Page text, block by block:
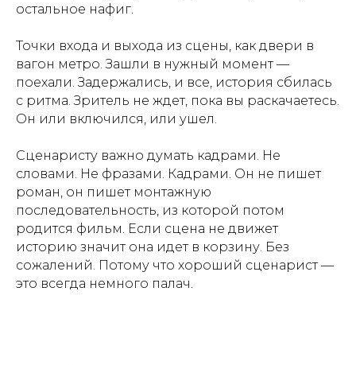
остальное нафиг.
Точки входа и выхода из сцены, как двери в
вагон метро. Зашли в нужный момент —
поехали. Задержались, и все, история сбилась
с ритма. Зритель не ждет, пока вы раскачаетесь.
Он или включился, или ушел.
Сценаристу важно думать кадрами. Не
словами. Не фразами. Кадрами. Он не пишет
роман, он пишет монтажную
последовательность, из которой потом
родится фильм. Если сцена не движет
историю значит она идет в корзину. Без
сожалений. Потому что хороший сценарист —
это всегда немного палач.